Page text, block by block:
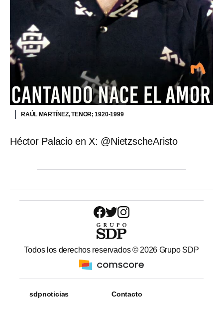
RAÚL MARTÍNEZ, TENOR; 1920-1999
Héctor Palacio en X: @NietzscheAristo
Todos los derechos reservados © 2026 Grupo SDP
sdpnoticias Contacto